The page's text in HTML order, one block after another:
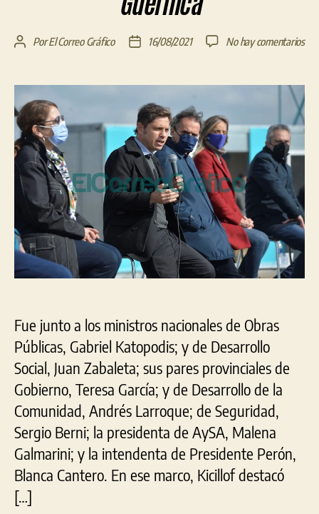
Autor
entrada
PorEl Correo Gráfico
Fecha
entrada
16/08/2021 No hay comentariosen
en
Fue junto a los ministros nacionales de Obras
Públicas, Gabriel Katopodis; y de Desarrollo
Social, Juan Zabaleta; sus pares provinciales de
Gobierno, Teresa García; y de Desarrollo de la
Comunidad, Andrés Larroque; de Seguridad,
Sergio Berni; la presidenta de AySA, Malena
Galmarini; y la intendenta de Presidente Perón,
Blanca Cantero. En ese marco, Kicillof destacó
[…]